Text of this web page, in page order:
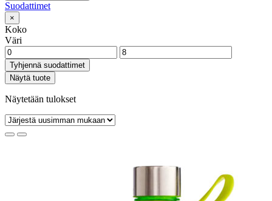
Suodattimet
×
Koko
Väri
Tyhjennä suodattimet
Näytä tuote
Näytetään tulokset